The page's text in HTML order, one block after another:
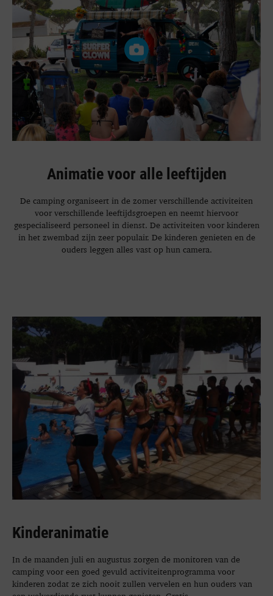
Animatie voor alle leeftijden
De camping organiseert in de zomer verschillende activiteiten
voor verschillende leeftijdsgroepen en neemt hiervoor
gespecialiseerd personeel in dienst. De activiteiten voor kinderen
in het zwembad zijn zeer populair. De kinderen genieten en de
ouders leggen alles vast op hun camera.
Kinderanimatie
In de maanden juli en augustus zorgen de monitoren van de
camping voor een goed gevuld activiteitenprogramma voor
kinderen zodat ze zich nooit zullen vervelen en hun ouders van